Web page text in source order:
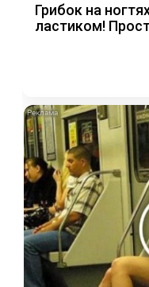
Грибок на
ластиком!